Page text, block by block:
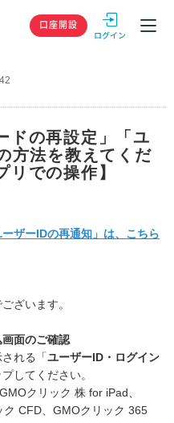
GMOクリック
口座開設
ドの再設定」「ユ
方法を教えてくだ
リでの操作】
ザーIDの再通知」は、こちら
ざいます。
面のご確認
れる「ユーザーID・ログイン
プしてください。
クリック 株 for iPad、
CFD、GMOクリック 365